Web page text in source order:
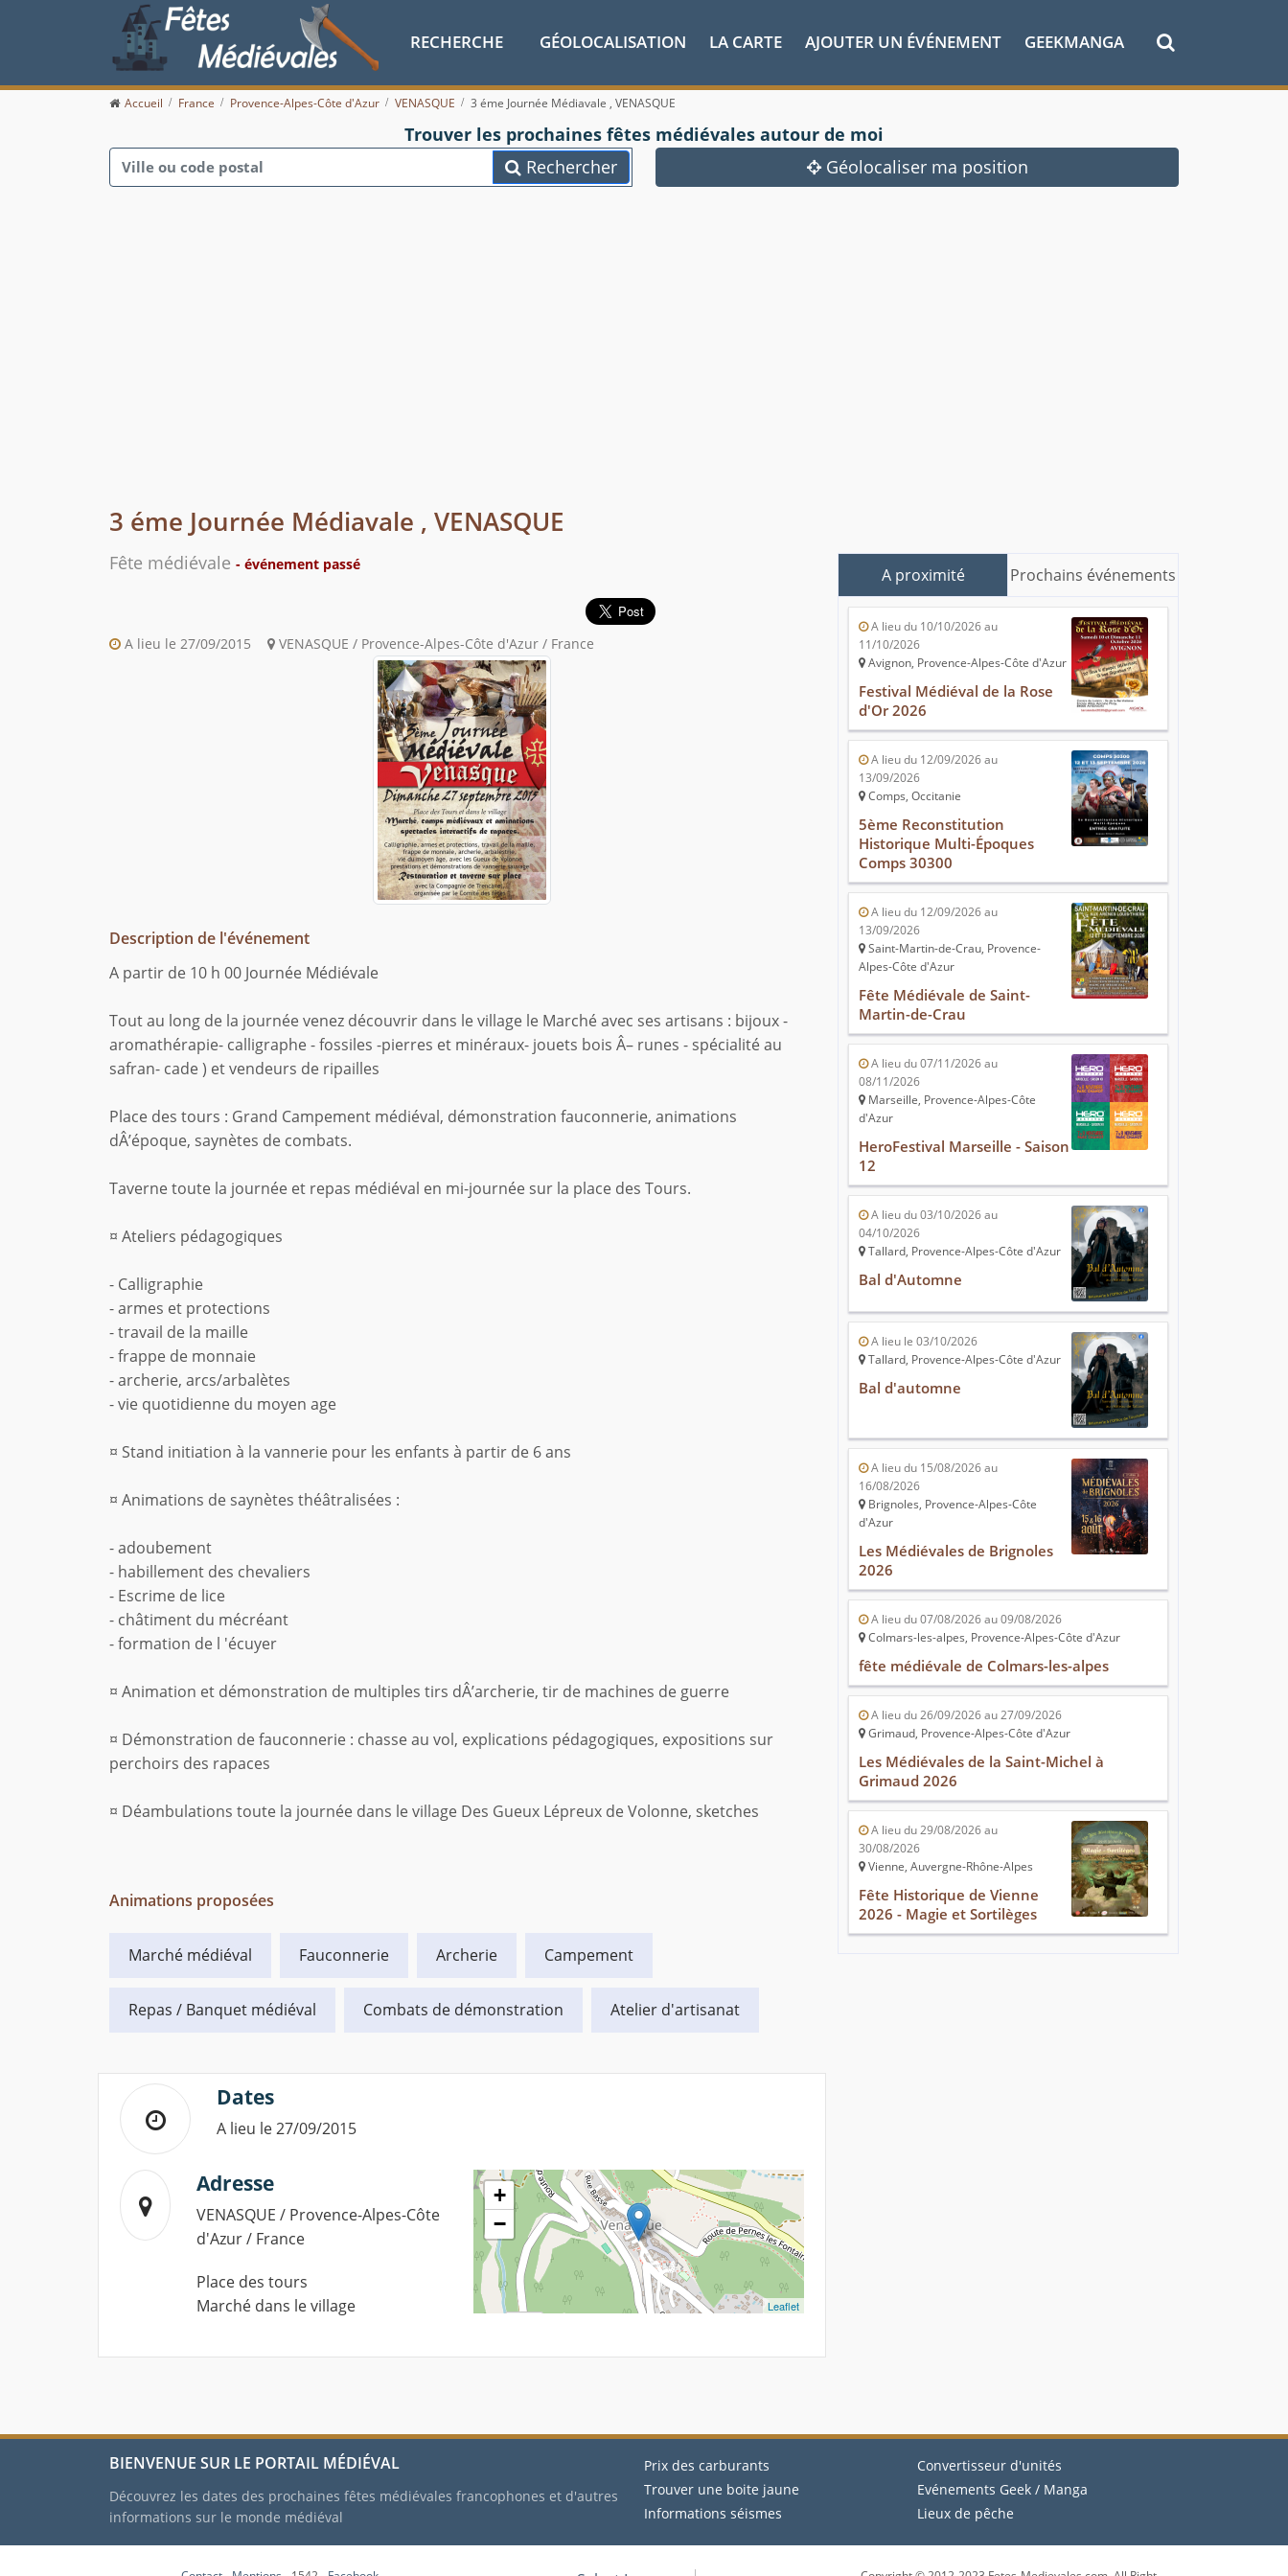
RECHERCHE GÉOLOCALISATION LA CARTE AJOUTER UN ÉVÉNEMENT GEEKMANGA
Accueil France Provence-Alpes-Côte d'Azur VENASQUE 3 éme Journée Médiavale , VENASQUE
Trouver les prochaines fêtes médiévales autour de moi
Rechercher
Géolocaliser ma position
3 éme Journée Médiavale , VENASQUE
Fête médiévale - événement passé
A lieu le 27/09/2015 VENASQUE / Provence-Alpes-Côte d'Azur / France
Description de l'événement
A partir de 10 h 00 Journée Médiévale
Tout au long de la journée venez découvrir dans le village le Marché avec ses artisans : bijoux -
aromathérapie- calligraphe - fossiles -pierres et minéraux- jouets bois Â– runes - spécialité au
safran- cade ) et vendeurs de ripailles
Place des tours : Grand Campement médiéval, démonstration fauconnerie, animations
dÂ’époque, saynètes de combats.
Taverne toute la journée et repas médiéval en mi-journée sur la place des Tours.
¤ Ateliers pédagogiques
- Calligraphie
- armes et protections
- travail de la maille
- frappe de monnaie
- archerie, arcs/arbalètes
- vie quotidienne du moyen age
¤ Stand initiation à la vannerie pour les enfants à partir de 6 ans
¤ Animations de saynètes théâtralisées :
- adoubement
- habillement des chevaliers
- Escrime de lice
- châtiment du mécréant
- formation de l 'écuyer
¤ Animation et démonstration de multiples tirs dÂ’archerie, tir de machines de guerre
¤ Démonstration de fauconnerie : chasse au vol, explications pédagogiques, expositions sur
perchoirs des rapaces
¤ Déambulations toute la journée dans le village Des Gueux Lépreux de Volonne, sketches
Animations proposées
Marché médiéval Fauconnerie Archerie Campement
Repas / Banquet médiéval Combats de démonstration Atelier d'artisanat
Dates
A lieu le 27/09/2015
Adresse
VENASQUE / Provence-Alpes-Côte
d'Azur / France
Place des tours
Marché dans le village
+
−
Leaflet
A proximité Prochains événements
A lieu du 10/10/2026 au
11/10/2026
Avignon, Provence-Alpes-Côte d'Azur
Festival Médiéval de la Rose
d'Or 2026
A lieu du 12/09/2026 au
13/09/2026
Comps, Occitanie
5ème Reconstitution
Historique Multi-Époques
Comps 30300
A lieu du 12/09/2026 au
13/09/2026
Saint-Martin-de-Crau, Provence-
Alpes-Côte d'Azur
Fête Médiévale de Saint-
Martin-de-Crau
A lieu du 07/11/2026 au
08/11/2026
Marseille, Provence-Alpes-Côte
d'Azur
HeroFestival Marseille - Saison
12
A lieu du 03/10/2026 au
04/10/2026
Tallard, Provence-Alpes-Côte d'Azur
Bal d'Automne
A lieu le 03/10/2026
Tallard, Provence-Alpes-Côte d'Azur
Bal d'automne
A lieu du 15/08/2026 au
16/08/2026
Brignoles, Provence-Alpes-Côte
d'Azur
Les Médiévales de Brignoles
2026
A lieu du 07/08/2026 au 09/08/2026
Colmars-les-alpes, Provence-Alpes-Côte d'Azur
fête médiévale de Colmars-les-alpes
A lieu du 26/09/2026 au 27/09/2026
Grimaud, Provence-Alpes-Côte d'Azur
Les Médiévales de la Saint-Michel à
Grimaud 2026
A lieu du 29/08/2026 au
30/08/2026
Vienne, Auvergne-Rhône-Alpes
Fête Historique de Vienne
2026 - Magie et Sortilèges
BIENVENUE SUR LE PORTAIL MÉDIÉVAL
Découvrez les dates des prochaines fêtes médiévales francophones et d'autres
informations sur le monde médiéval
Prix des carburants
Trouver une boite jaune
Informations séismes
Convertisseur d'unités
Evénements Geek / Manga
Lieux de pêche